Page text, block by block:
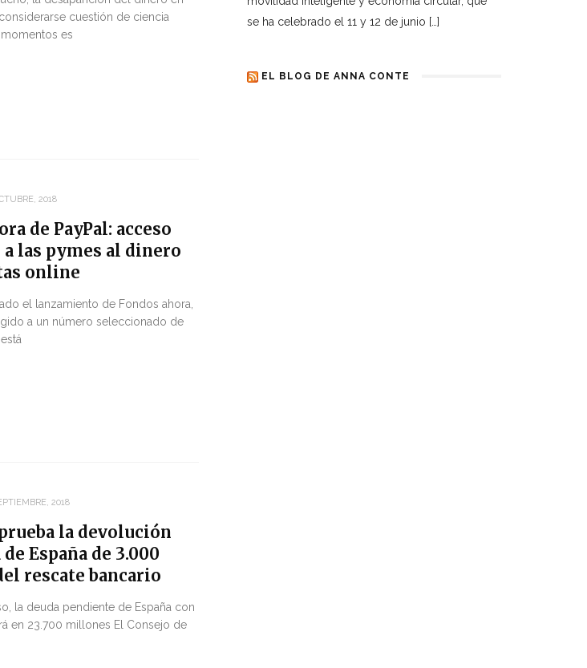
cuestión de ciencia
es
2018
de PayPal: acceso
las pymes al dinero
online
el lanzamiento de Fondos ahora,
a un número seleccionado de
2018
la devolución
España de 3.000
rescate bancario
la deuda pendiente de España con
en 23.700 millones El Consejo de
se ha celebrado el 11 y 12 de junio […]
EL BLOG DE ANNA CONTE